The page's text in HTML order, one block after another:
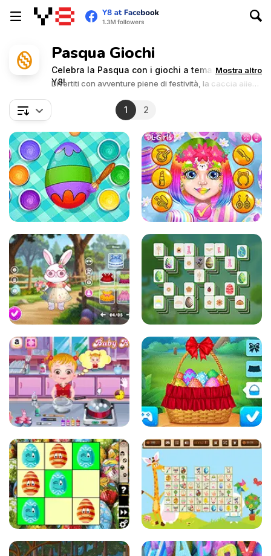
Pasqua Giochi
Celebra la Pasqua con i giochi a tema Pasqua su
Y8!
Divertiti con avventure piene di festività, la caccia alle
nello spirito della Pasqua e vivi la magia di questa festa
Mostra altro
1 2